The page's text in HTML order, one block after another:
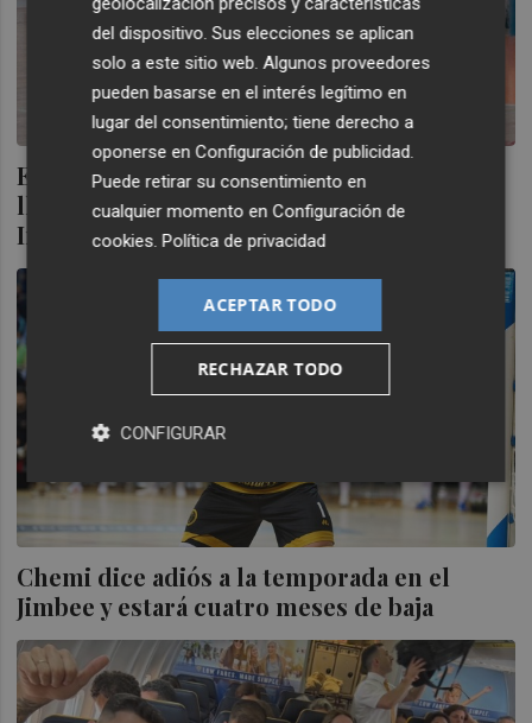
El Jimbee vence por la mínima al colista y
llega cuarto a los play off: se medirá al
Inter con el factor cancha a favor
Chemi dice adiós a la temporada en el
Jimbee y estará cuatro meses de baja
del dispositivo. Sus elecciones se aplican
solo a este sitio web. Algunos proveedores
pueden basarse en el interés legítimo en
lugar del consentimiento; tiene derecho a
oponerse enConfiguración de publicidad.
Puede retirar su consentimiento en
cualquier momento enConfiguración de
cookies.Política de privacidad
ACEPTAR TODO
RECHAZAR TODO
CONFIGURAR